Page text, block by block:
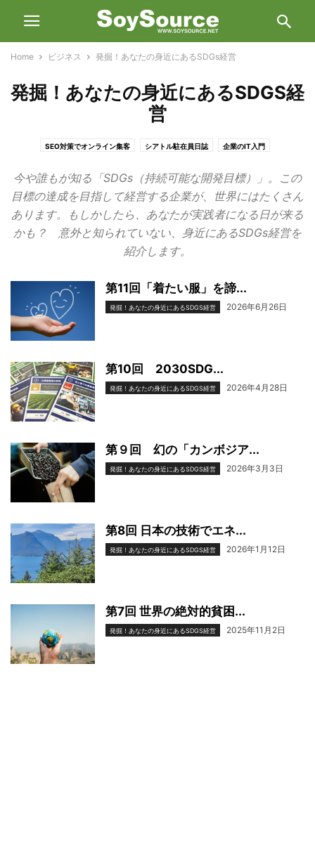
Home ビジネス 発掘！あなたの身近にあるSDGs経営
発掘！あなたの身近にあるSDGS経
営
SEO対策でオンライン集客 シアトル駐在員日誌 企業のIT入門
通訳・翻訳の現場から見えるアメリカ文化
今や誰もが知る「SDGs（持続可能な開発目標）」。この
目標の達成を目指して経営する企業が、世界にはたくさん
あります。もしかしたら、あなたが実践者になる日が来る
かも？ 意外と知られていない、身近にあるSDGs経営を
紹介します。
第11回「着たい服」を諦...
発掘！あなたの身近にあるSDGS経営 2026年6月26日
第10回 2030SDG...
発掘！あなたの身近にあるSDGS経営 2026年4月28日
第９回 幻の「カンボジア...
発掘！あなたの身近にあるSDGS経営 2026年3月3日
第8回 日本の技術でエネ...
発掘！あなたの身近にあるSDGS経営 2026年1月12日
第7回 世界の絶対的貧困...
発掘！あなたの身近にあるSDGS経営 2025年11月2日